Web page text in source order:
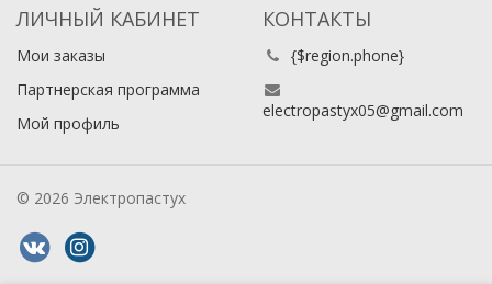
ЛИЧНЫЙ КАБИНЕТ
Мои заказы
Партнерская программа
Мой профиль
КОНТАКТЫ
{$region.phone}
electropastyx05@gmail.com
© 2026 Электропастух